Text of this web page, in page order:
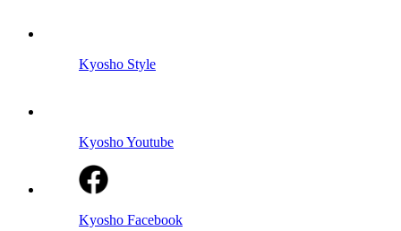
Kyosho Style
Kyosho Youtube
Kyosho Facebook